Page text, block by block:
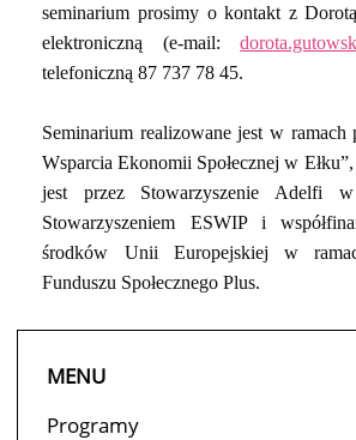
seminarium prosimy o kontakt z
elektroniczną (e-mail:
telefoniczną 87 737 78 45.
Seminarium realizowane jest w ramach
Wsparcia Ekonomii Społecznej w
jest przez Stowarzyszenie Adelfi
Stowarzyszeniem ESWIP i
środków Unii Europejskiej w
Funduszu Społecznego Plus.
MENU
Programy